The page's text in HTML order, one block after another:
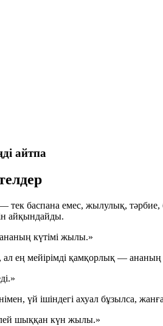
айтпа
баспана емес, жылулық, тәрбие,
айқындайды.
күтімі жылы.»
ең мейірімді қамқорлық —
үй ішіндегі ахуал бұзылса,
шыққан күн жылы.»